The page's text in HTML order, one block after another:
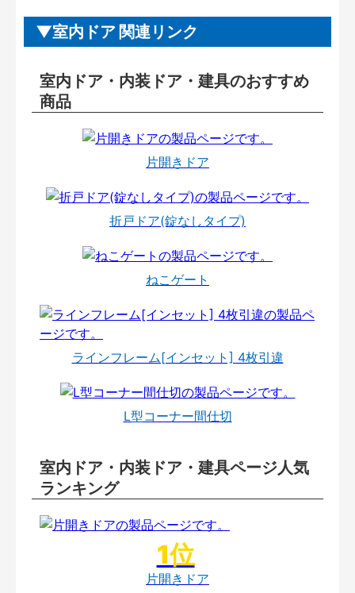
室内ドア 関連リンク
室内ドア・内装ドア・建具のおすすめ
商品
片開きドア
折戸ドア(錠なしタイプ)
ねこゲート
ラインフレーム[インセット] 4枚引違
L型コーナー間仕切
室内ドア・内装ドア・建具ページ人気
ランキング
片開きドア